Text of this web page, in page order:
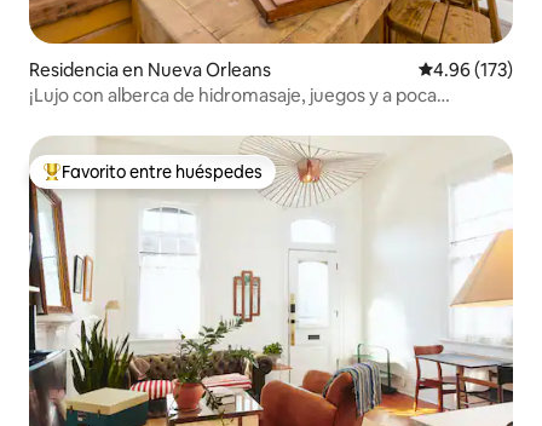
Residencia en Nueva Orleans Calificación
4.96 (173)
¡Lujo con alberca de hidromasaje, juegos y a poca
De los mejores en Favorito entre huéspedes
Favorito entre huéspedes